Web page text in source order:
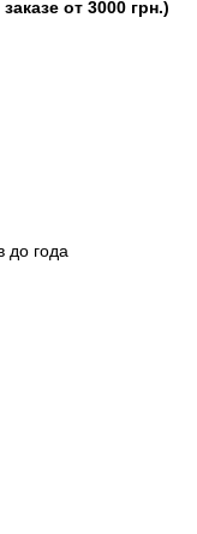
от 3000 грн.)
до года